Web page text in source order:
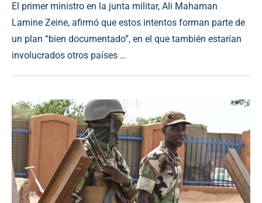
El primer ministro en la junta militar, Ali Mahaman
Lamine Zeine, afirmó que estos intentos forman parte de
un plan “bien documentado”, en el que también estarían
involucrados otros países …